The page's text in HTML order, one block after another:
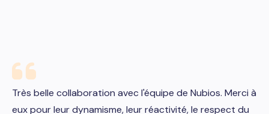
Très belle collaboration avec l'équipe de Nubios. Merci à
eux pour leur dynamisme, leur réactivité, le respect du